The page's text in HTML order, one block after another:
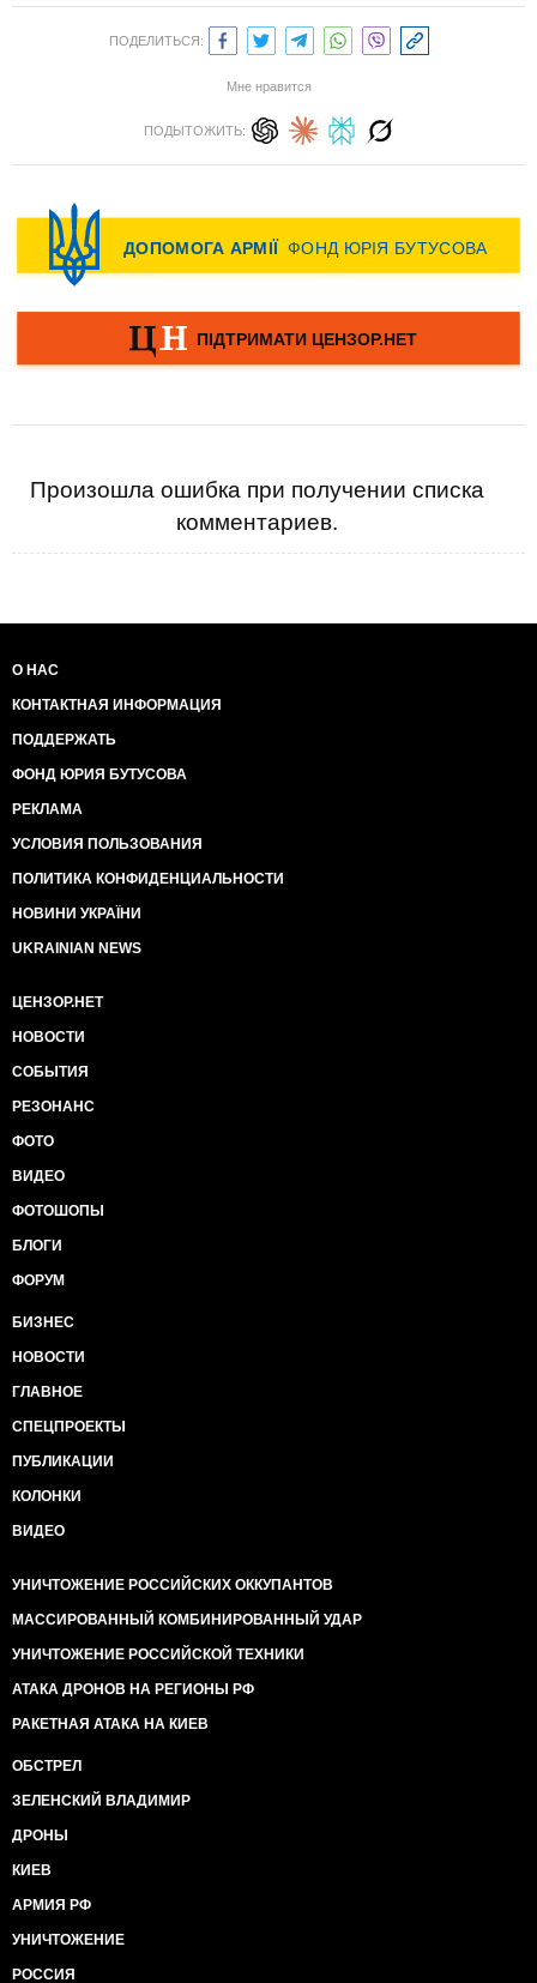
ПОДЕЛИТЬСЯ:
Мне нравится
ПОДЫТОЖИТЬ:
Произошла ошибка при получении списка
комментариев.
О НАС
КОНТАКТНАЯ ИНФОРМАЦИЯ
ПОДДЕРЖАТЬ
ФОНД ЮРИЯ БУТУСОВА
РЕКЛАМА
УСЛОВИЯ ПОЛЬЗОВАНИЯ
ПОЛИТИКА КОНФИДЕНЦИАЛЬНОСТИ
НОВИНИ УКРАЇНИ
UKRAINIAN NEWS
ЦЕНЗОР.НЕТ
НОВОСТИ
СОБЫТИЯ
РЕЗОНАНС
ФОТО
ВИДЕО
ФОТОШОПЫ
БЛОГИ
ФОРУМ
БИЗНЕС
НОВОСТИ
ГЛАВНОЕ
СПЕЦПРОЕКТЫ
ПУБЛИКАЦИИ
КОЛОНКИ
ВИДЕО
УНИЧТОЖЕНИЕ РОССИЙСКИХ ОККУПАНТОВ
МАССИРОВАННЫЙ КОМБИНИРОВАННЫЙ УДАР
УНИЧТОЖЕНИЕ РОССИЙСКОЙ ТЕХНИКИ
АТАКА ДРОНОВ НА РЕГИОНЫ РФ
РАКЕТНАЯ АТАКА НА КИЕВ
ОБСТРЕЛ
ЗЕЛЕНСКИЙ ВЛАДИМИР
ДРОНЫ
КИЕВ
АРМИЯ РФ
УНИЧТОЖЕНИЕ
РОССИЯ